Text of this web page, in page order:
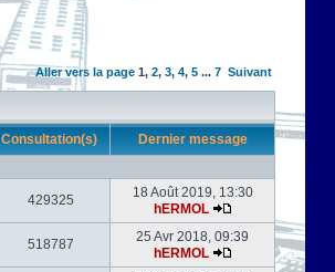
Aller vers la page 1, 2, 3, 4, 5 ... 7 Suivant
Consultation(s) Dernier message
429325
18 Août 2019, 13:30
hERMOL
518787
25 Avr 2018, 09:39
hERMOL